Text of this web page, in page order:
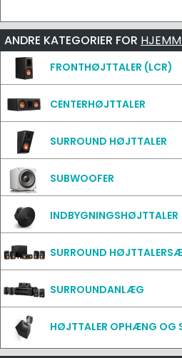
ANDRE KATEGORIER FOR
FRONTHØJTTALER (LCR)
CENTERHØJTTALER
SURROUND HØJTTALER
SUBWOOFER
INDBYGNINGSHØJTTALER
SURROUND
SURROUNDANLÆG
HØJTTALER OPHÆNG OG